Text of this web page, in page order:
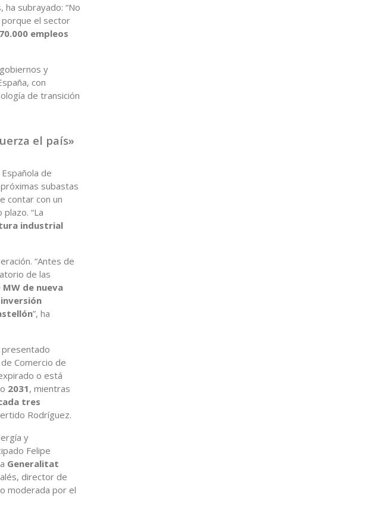
ha subrayado: “No
porque el sector
70.000 empleos
y
con
de transición
el país»
de
subastas
contar con un
“La
industrial
“Antes de
de las
MW de nueva
”, ha
presentado
Comercio de
o está
2031, mientras
tres
Rodríguez.
y
Felipe
Generalitat
director de
moderada por el